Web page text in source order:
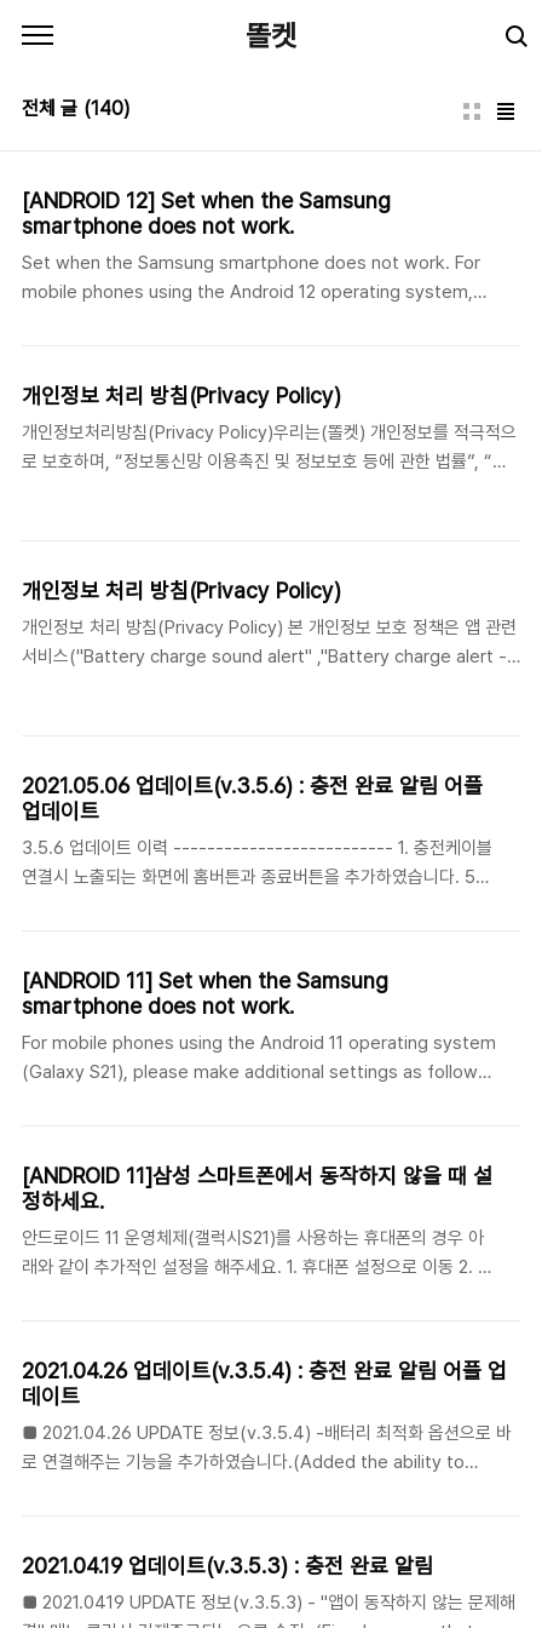
똘켓
전체 글 (140)
[ANDROID 12] Set when the Samsung
smartphone does not work.
Set when the Samsung smartphone does not work. For
mobile phones using the Android 12 operating system,
Click on Never sleeping apps (Click the power saving app
or ultra power saving app and if the charging completion
notificati..
개인정보 처리 방침(Privacy Policy)
개인정보처리방침(Privacy Policy)우리는(똘켓) 개인정보를 적극적으
로 보호하며, “정보통신망 이용촉진 및 정보보호 등에 관한 법률”, “개
하는 개인정보가 어떠한 용도와 방식으로 이용되고 있는지를 알려드리
고자 합니다. 본 개인정보 보호 정책은 앱 관련 서비스("Battery
charge sound alert" ,"Battery charge alert -
SIMPLE","Battery charge sound alert - Smart" ,"Alarm
개인정보 처리 방침(Privacy Policy)
개인정보 처리 방침(Privacy Policy) 본 개인정보 보호 정책은 앱 관련
서비스("Battery charge sound alert" ,"Battery charge alert -
Story - Diary, Memo", "Fine dust record", "Body Massage -
Vibrator", "Battery charge sound alert-Yellow", "Pushup
2021.05.06 업데이트(v.3.5.6) : 충전 완료 알림 어플
업데이트
3.5.6 업데이트 이력 -------------------------- 1. 충전케이블
연결시 노출되는 화면에 홈버튼과 종료버튼을 추가하였습니다. 5초
connected. Automatic shutdown after 5 seconds. When
you click the home button, you can move to the main
screen of the app. 2. 접근권한 안내 가이드를 좀 더 명확하게 하
였습니다. 사진/미디어 저장소 권한을 요구..
[ANDROID 11] Set when the Samsung
smartphone does not work.
For mobile phones using the Android 11 operating system
(Galaxy S21), please make additional settings as follows.
restriction settings 5. Put unused apps to sleep (Please
turn it off) Disable Adaptive battery(battery
optimization) 1.Settings > Battery and device care >
Battery > Mo..
[ANDROID 11]삼성 스마트폰에서 동작하지 않을 때 설
정하세요.
안드로이드 11 운영체제(갤럭시S21)를 사용하는 휴대폰의 경우 아
래와 같이 추가적인 설정을 해주세요. 1. 휴대폰 설정으로 이동 2. 배
(꺼주세요) 6. 만약 사용하지 않는 앱 절전 상태로 전환 해제가 어려
우신 분은 아래쪽에 절전 예외 앱을 클릭하여 충전알림앱을 추가하
세요 절전 예외 앱 추가의 경우 충전완료알림에서도 동일하게 설정
할 수 있습니다. 위에서 절전 예외 앱으로 추가하신 경우 아래 설정
은 자동 설정으로 변경됨으로 무시하셔도 좋습니다. 1. 충전완료알림
2021.04.26 업데이트(v.3.5.4) : 충전 완료 알림 어플 업
데이트
■ 2021.04.26 UPDATE 정보(v.3.5.4) -배터리 최적화 옵션으로 바
로 연결해주는 기능을 추가하였습니다.(Added the ability to
(When the phone enters the doze mode (sleep) mode, the
app stops working.) 앱이 동작하지 않을 경우 무조건 배터리 최적화
대상에서 이앱을 제외시켜주시기 바랍니다. ( If the app does not
2021.04.19 업데이트(v.3.5.3) : 충전 완료 알림
■ 2021.0419 UPDATE 정보(v.3.5.3) - "앱이 동작하지 않는 문제해